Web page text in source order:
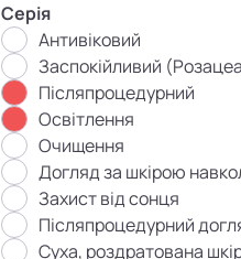
Серія
Антивіковий
Заспокійливий
Післяпроцедурний
Освітлення
Очищення
Догляд за шкірою
Захист від сонця
Післяпроцедурний
Суха, роздратована